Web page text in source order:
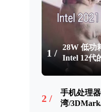
1 /
28W 低功
Intel 12代
2 /
手机处理
湾/